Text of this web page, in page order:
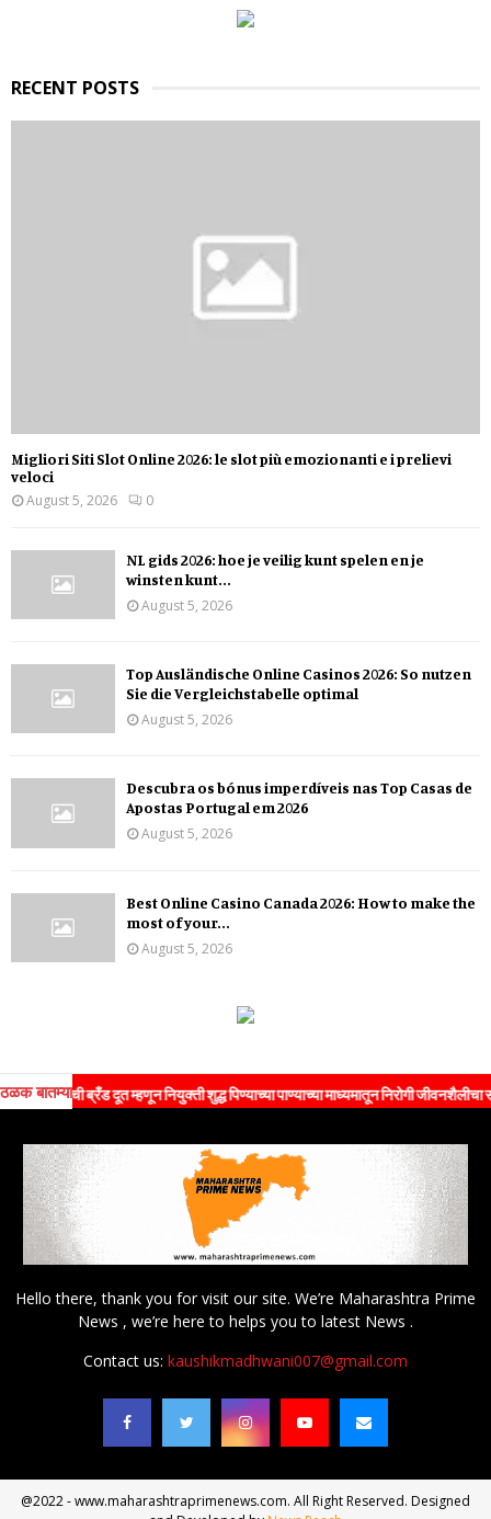
RECENT POSTS
Migliori Siti Slot Online 2026: le slot più emozionanti e i prelievi
veloci
August 5, 2026
0
NL gids 2026: hoe je veilig kunt spelen en je
winsten kunt...
August 5, 2026
Top Ausländische Online Casinos 2026: So nutzen
Sie die Vergleichstabelle optimal
August 5, 2026
Descubra os bónus imperdíveis nas Top Casas de
Apostas Portugal em 2026
August 5, 2026
Best Online Casino Canada 2026: How to make the
most of your...
August 5, 2026
ठळक बातम्या
ब्रँड दूत म्हणून नियुक्ती शुद्ध पिण्याच्या पाण्याच्या माध्यमातून निरोगी जीवनशैलीचा संदेश
Hello there, thank you for visit our site. We’re Maharashtra Prime
News , we’re here to helps you to latest News .
Contact us: kaushikmadhwani007@gmail.com
@2022 - www.maharashtraprimenews.com. All Right Reserved. Designed